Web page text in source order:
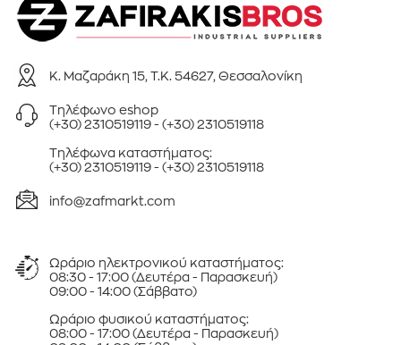
Κ. Μαζαράκη 15, Τ.Κ. 54627, Θεσσαλονίκη
Τηλέφωνo eshop
(+30) 2310519119- (+30) 2310519118
Τηλέφωνa καταστήματος:
(+30) 2310519119- (+30) 2310519118
info@zafmarkt.com
Ωράριο ηλεκτρονικού καταστήματος:
08:30 - 17:00 (Δευτέρα - Παρασκευή)
09:00 - 14:00 (Σάββατο)
Ωράριο φυσικού καταστήματος:
08:00 - 17:00 (Δευτέρα - Παρασκευή)